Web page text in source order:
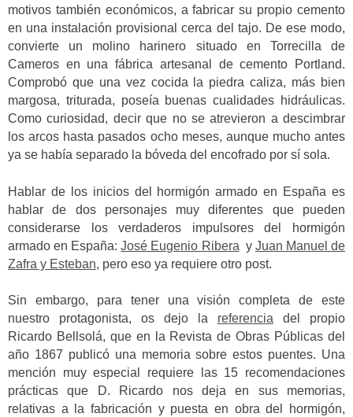
motivos también económicos, a fabricar su propio cemento
en una instalación provisional cerca del tajo. De ese modo,
convierte un molino harinero situado en Torrecilla de
Cameros en una fábrica artesanal de cemento Portland.
Comprobó que una vez cocida la piedra caliza, más bien
margosa, triturada, poseía buenas cualidades hidráulicas.
Como curiosidad, decir que no se atrevieron a descimbrar
los arcos hasta pasados ocho meses, aunque mucho antes
ya se había separado la bóveda del encofrado por sí sola.
Hablar de los inicios del hormigón armado en España es
hablar de dos personajes muy diferentes que pueden
considerarse los verdaderos impulsores del hormigón
armado en España:José Eugenio Ribera y Juan Manuel de
Zafra y Esteban, pero eso ya requiere otro post.
Sin embargo, para tener una visión completa de este
nuestro protagonista, os dejo la referencia del propio
Ricardo Bellsolá, que en la Revista de Obras Públicas del
año 1867 publicó una memoria sobre estos puentes. Una
mención muy especial requiere las 15 recomendaciones
prácticas que D. Ricardo nos deja en sus memorias,
relativas a la fabricación y puesta en obra del hormigón,